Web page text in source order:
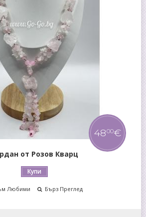
Гердан от Ахат
8500€
Купи
Към Любими Бърз Преглед